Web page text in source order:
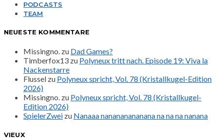
PODCASTS
TEAM
NEUESTE KOMMENTARE
Missingno. zu Dad Games?
Timberfox13 zu Polyneux tritt nach. Episode 19: Viva la
Nackenstarre
Flussel zu Polyneux spricht, Vol. 78 (Kristallkugel-Edition
2026)
Missingno. zu Polyneux spricht, Vol. 78 (Kristallkugel-
Edition 2026)
SpielerZwei zu Nanaaa nanananananana na na na nanana
VIEUX